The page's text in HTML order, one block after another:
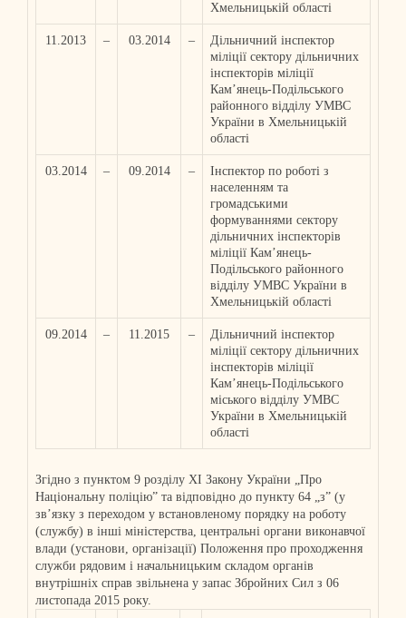
Хмельницькій області
11.2013 – 03.2014 –
Дільничний інспектор
міліції сектору дільничних
інспекторів міліції
Кам’янець-Подільського
районного відділу УМВС
України в Хмельницькій
області
03.2014 – 09.2014 –
Інспектор по роботі з
населенням та
громадськими
формуваннями сектору
дільничних інспекторів
міліції Кам’янець-
Подільського районного
відділу УМВС України в
Хмельницькій області
09.2014 – 11.2015 –
Дільничний інспектор
міліції сектору дільничних
інспекторів міліції
Кам’янець-Подільського
міського відділу УМВС
України в Хмельницькій
області
Згідно з пунктом 9 розділу ХІ Закону України „Про
Національну поліцію” та відповідно до пункту 64 „з” (у
зв’язку з переходом у встановленому порядку на роботу
(службу) в інші міністерства, центральні органи виконавчої
влади (установи, організації) Положення про проходження
служби рядовим і начальницьким складом органів
внутрішніх справ звільнена у запас Збройних Сил з 06
листопада 2015 року.